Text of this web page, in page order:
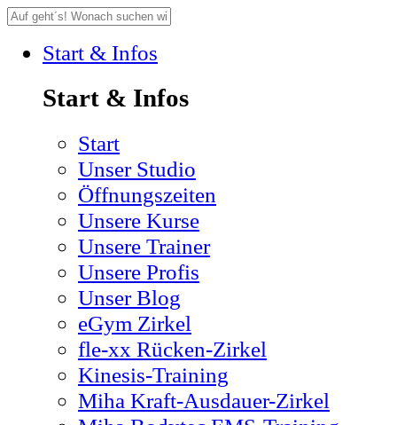
Start & Infos
Start & Infos
Start
Unser Studio
Öffnungszeiten
Unsere Kurse
Unsere Trainer
Unsere Profis
Unser Blog
eGym Zirkel
fle-xx Rücken-Zirkel
Kinesis-Training
Miha Kraft-Ausdauer-Zirkel